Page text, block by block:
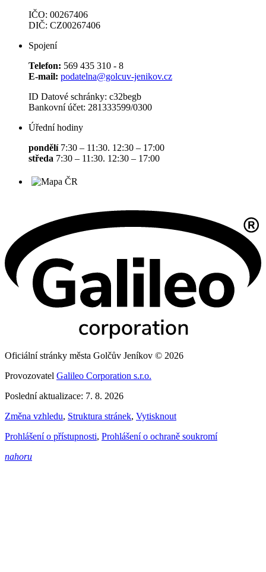
IČO: 00267406
DIČ: CZ00267406
Spojení
Telefon: 569 435 310 - 8
E-mail: podatelna@golcuv-jenikov.cz
ID Datové schránky: c32begb
Bankovní účet: 281333599/0300
Úřední hodiny
pondělí7:30 – 11:30. 12:30 – 17:00
středa 7:30 – 11:30. 12:30 – 17:00
Oficiální stránky města Golčův Jeníkov © 2026
Provozovatel Galileo Corporation s.r.o.
Poslední aktualizace: 7. 8. 2026
Změna vzhledu, Struktura stránek, Vytisknout
Prohlášení o přístupnosti, Prohlášení o ochraně soukromí
nahoru